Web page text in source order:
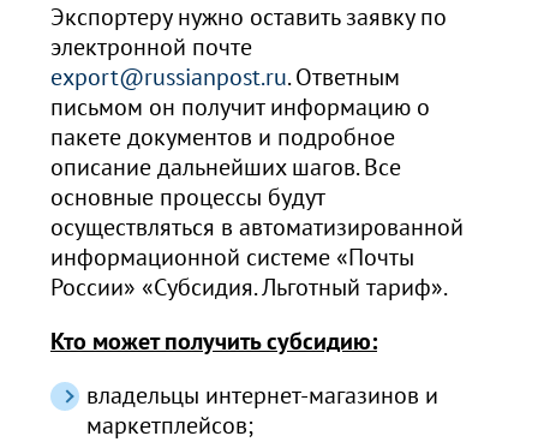
Экспортеру нужно оставить заявку по
электронной почте
export@russianpost.ru. Ответным
письмом он получит информацию о
пакете документов и подробное
описание дальнейших шагов. Все
основные процессы будут
осуществляться в автоматизированной
информационной системе «Почты
России» «Субсидия. Льготный тариф».
Кто может получить субсидию:
владельцы интернет-магазинов и
маркетплейсов;